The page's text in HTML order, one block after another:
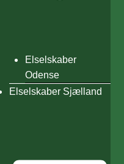
Elselskaber
Odense
Elselskaber Sjælland